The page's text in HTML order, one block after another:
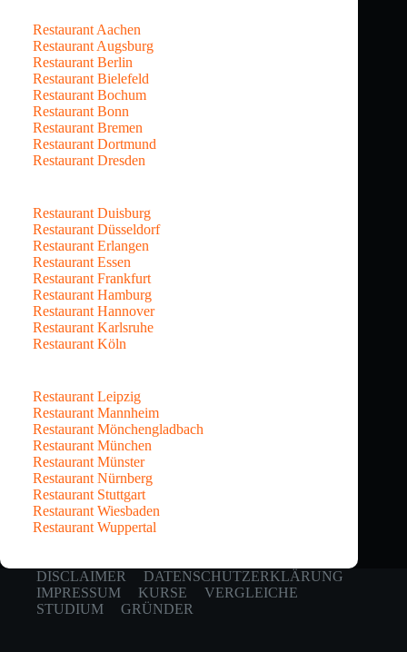
Restaurant Aachen
Restaurant Augsburg
Restaurant Berlin
Restaurant Bielefeld
Restaurant Bochum
Restaurant Bonn
Restaurant Bremen
Restaurant Dortmund
Restaurant Dresden
Restaurant Duisburg
Restaurant Düsseldorf
Restaurant Erlangen
Restaurant Essen
Restaurant Frankfurt
Restaurant Hamburg
Restaurant Hannover
Restaurant Karlsruhe
Restaurant Köln
Restaurant Leipzig
Restaurant Mannheim
Restaurant Mönchengladbach
Restaurant München
Restaurant Münster
Restaurant Nürnberg
Restaurant Stuttgart
Restaurant Wiesbaden
Restaurant Wuppertal
DISCLAIMER
DATENSCHUTZERKLÄRUNG
IMPRESSUM
KURSE
VERGLEICHE
STUDIUM
GRÜNDER